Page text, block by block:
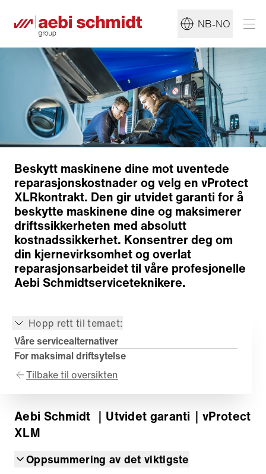
NB-NO
Beskytt maskinene dine mot uventede
reparasjonskostnader og velg en vProtect
XLRkontrakt. Den gir utvidet garanti for å
beskytte maskinene dine og maksimerer
driftssikkerheten med absolutt
kostnadssikkerhet. Konsentrer deg om
din kjernevirksomhet og overlat
reparasjonsarbeidet til våre profesjonelle
Aebi Schmidtserviceteknikere.
Hopp rett til temaet:
Våre servicealternativer
For maksimal driftsytelse
Tilbake til oversikten
Aebi Schmidt ｜Utvidet garanti ｜vProtect
XLM
Oppsummering av det viktigste